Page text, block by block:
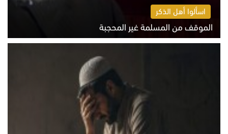
اسألوا أهل الذكر
الموقف من المسلمة غير المحجبة
الخميس 6 أغسطس 2026 10:45 ص